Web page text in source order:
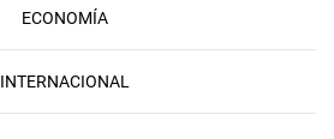
ECONOMÍA
INTERNACIONAL